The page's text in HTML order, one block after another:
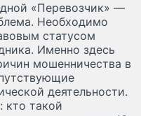
«Перевозчик» —
Необходимо
статусом
Именно здесь
мошенничества в
деятельности.
кто такой